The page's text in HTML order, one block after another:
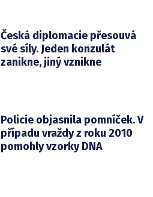
Česká diplomacie přesouvá
své síly. Jeden konzulát
zanikne, jiný vznikne
Policie objasnila pomníček. V
případu vraždy z roku 2010
pomohly vzorky DNA